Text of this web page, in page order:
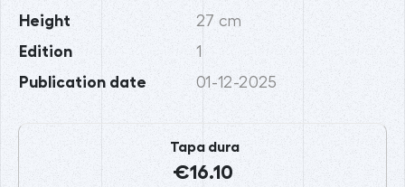
Height 27 cm
Edition 1
Publication date 01-12-2025
Tapa dura
€16.10